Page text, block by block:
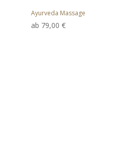
Ayurveda Massage
ab 79,00 €